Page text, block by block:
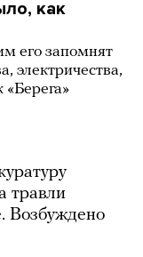
как
его запомнят
электричества,
травли
Возбуждено